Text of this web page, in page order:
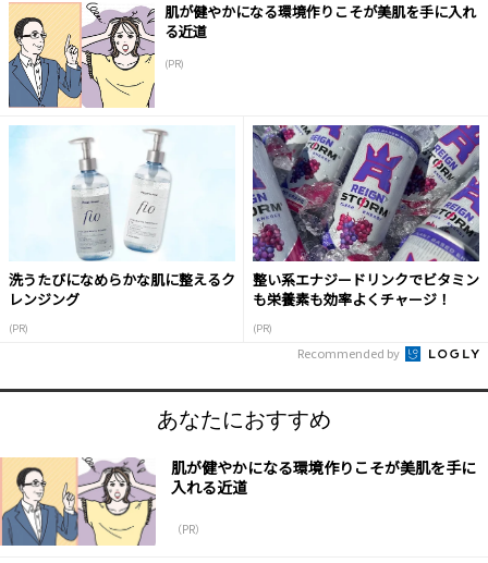
肌が健やかになる環境作りこそが美肌を手に入れ
る近道
(PR)
洗うたびになめらかな肌に整えるク
レンジング
(PR)
整い系エナジードリンクでビタミン
も栄養素も効率よくチャージ！
(PR)
Recommended by
あなたにおすすめ
肌が健やかになる環境作りこそが美肌を手に
入れる近道
（PR）